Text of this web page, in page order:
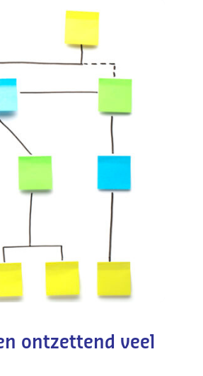
ontzettend veel